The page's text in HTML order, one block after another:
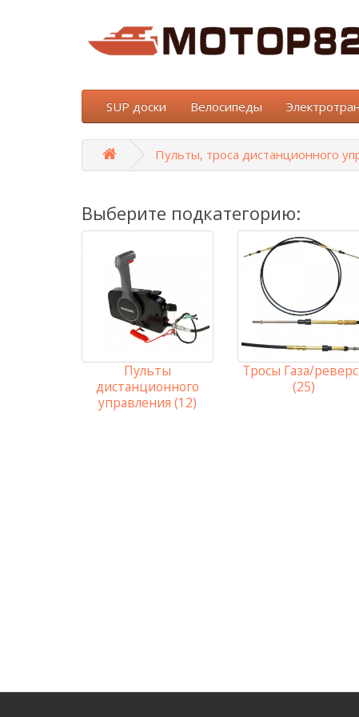
SUP доски Велосипеды
Пульты, троса дистанционного
Выберите подкатегорию:
Пульты
дистанционного
управления (12)
Тросы Газа/
(25)